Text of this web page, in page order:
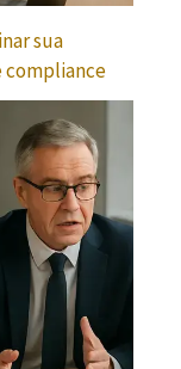
sua
compliance